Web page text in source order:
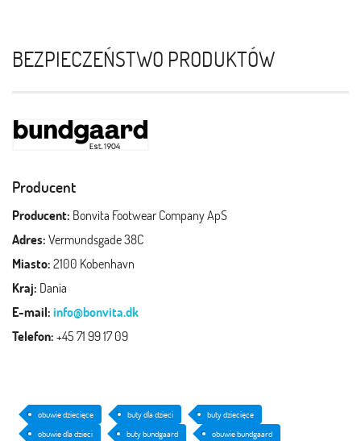
BEZPIECZEŃSTWO PRODUKTÓW
Producent
Producent: Bonvita Footwear Company ApS
Adres:Vermundsgade 38C
Miasto:2100 Kobenhavn
Kraj: Dania
E-mail:info@bonvita.dk
Telefon:+45 71 99 17 09
obuwie dziecięce buty dla dzieci
buty dziecięce
obuwie dla dzieci
buty bundgaard
obuwie bundgaard